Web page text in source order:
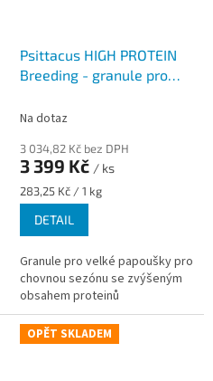
Psittacus HIGH PROTEIN
Breeding - granule pro
chovnou sezónu
Na dotaz
3 034,82 Kč bez DPH
3 399 Kč / ks
Měrná
cena:
283,25 Kč / 1 kg
DETAIL
Granule pro velké papoušky pro
chovnou sezónu se zvýšeným
obsahem proteinů
OPĚT SKLADEM